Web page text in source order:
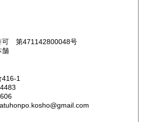
800円 島根県
800円
800円 愛媛県
可 第471142800048号
舗
1